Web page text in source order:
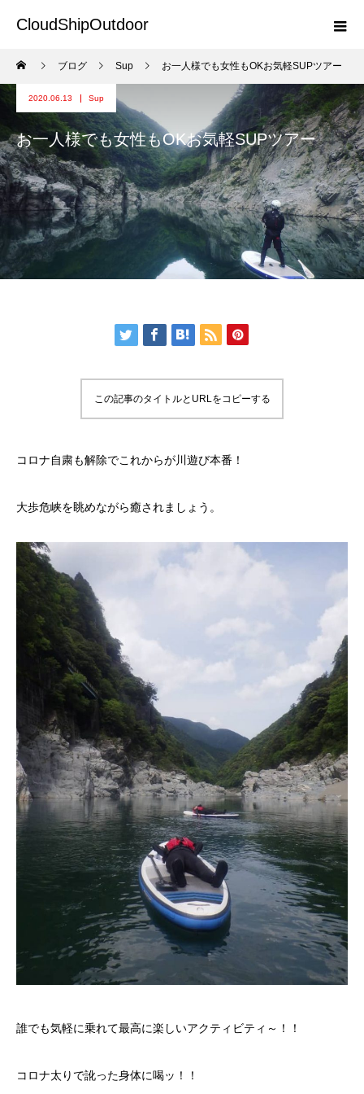
CloudShipOutdoor
ブログ Sup お一人様でも女性もOKお気軽SUPツアー
2020.06.13 Sup
お一人様でも女性もOKお気軽SUPツアー
この記事のタイトルとURLをコピーする
コロナ自粛も解除でこれからが川遊び本番！
大歩危峡を眺めながら癒されましょう。
誰でも気軽に乗れて最高に楽しいアクティビティ～！！
コロナ太りで訛った身体に喝ッ！！